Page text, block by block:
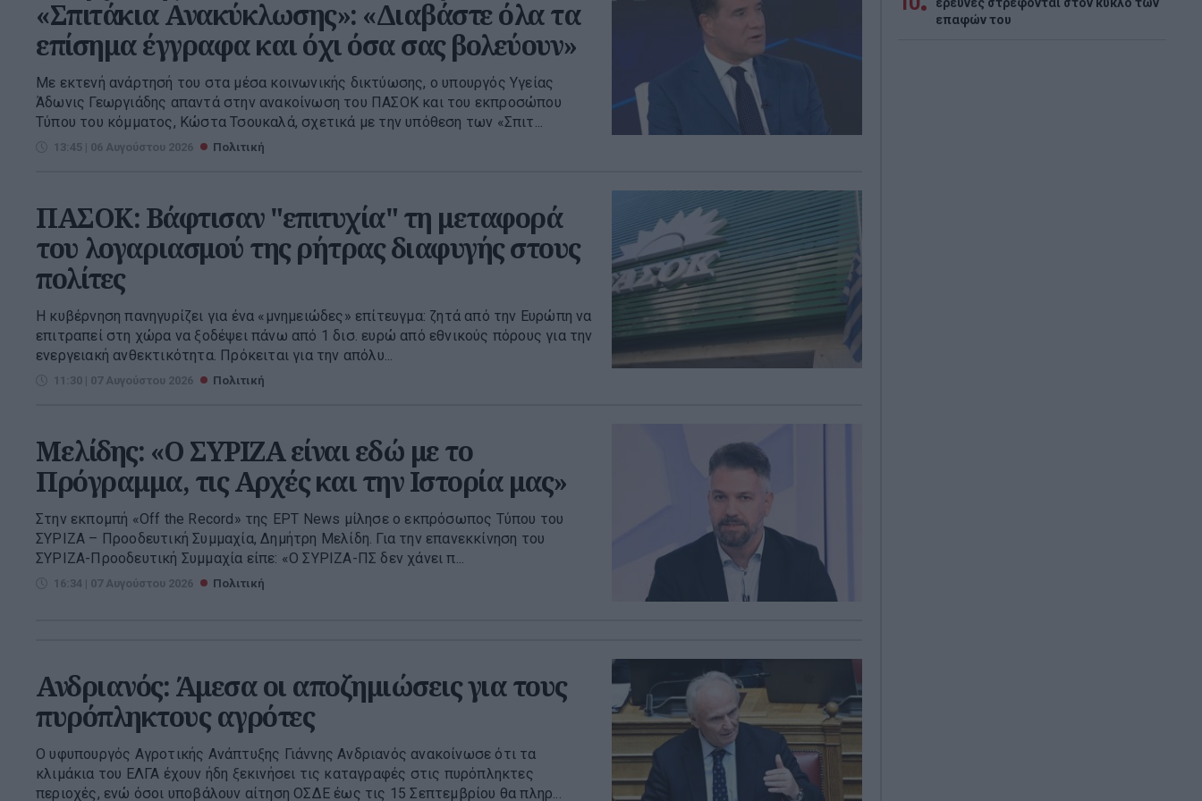
«Σπιτάκια Ανακύκλωσης»: «Διαβάστε όλα τα
επίσημα έγγραφα και όχι όσα σας βολεύουν»
Με εκτενή ανάρτησή του στα μέσα κοινωνικής δικτύωσης, ο υπουργός Υγείας
Άδωνις Γεωργιάδης απαντά στην ανακοίνωση του ΠΑΣΟΚ και του εκπροσώπου
Τύπου του κόμματος, Κώστα Τσουκαλά, σχετικά με την υπόθεση των «Σπιτ...
13:45 | 06 Αυγούστου 2026 Πολιτική
ΠΑΣΟΚ: Βάφτισαν "επιτυχία" τη μεταφορά
του λογαριασμού της ρήτρας διαφυγής στους
πολίτες
Η κυβέρνηση πανηγυρίζει για ένα «μνημειώδες» επίτευγμα: ζητά από την Ευρώπη να
επιτραπεί στη χώρα να ξοδέψει πάνω από 1 δισ. ευρώ από εθνικούς πόρους για την
ενεργειακή ανθεκτικότητα. Πρόκειται για την απόλυ...
11:30 | 07 Αυγούστου 2026 Πολιτική
Μελίδης: «Ο ΣΥΡΙΖΑ είναι εδώ με το
Πρόγραμμα, τις Αρχές και την Ιστορία μας»
Στην εκπομπή «Off the Record» της ΕΡΤ News μίλησε ο εκπρόσωπος Τύπου του
ΣΥΡΙΖΑ – Προοδευτική Συμμαχία, Δημήτρη Μελίδη. Για την επανεκκίνηση του
ΣΥΡΙΖΑ-Προοδευτική Συμμαχία είπε: «Ο ΣΥΡΙΖΑ-ΠΣ δεν χάνει π...
16:34 | 07 Αυγούστου 2026 Πολιτική
Ανδριανός: Άμεσα οι αποζημιώσεις για τους
πυρόπληκτους αγρότες
Ο υφυπουργός Αγροτικής Ανάπτυξης Γιάννης Ανδριανός ανακοίνωσε ότι τα
κλιμάκια του ΕΛΓΑ έχουν ήδη ξεκινήσει τις καταγραφές στις πυρόπληκτες
περιοχές, ενώ όσοι υποβάλουν αίτηση ΟΣΔΕ έως τις 15 Σεπτεμβρίου θα πληρ...
έρευνες στρέφονται στον κύκλο των
επαφών του